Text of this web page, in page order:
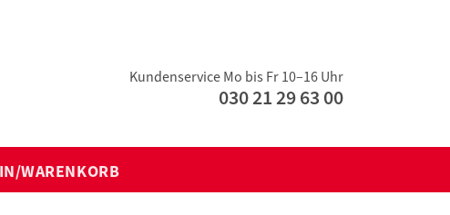
Kundenservice Mo bis Fr 10–16 Uhr
030 21 29 63 00
WARENKORB